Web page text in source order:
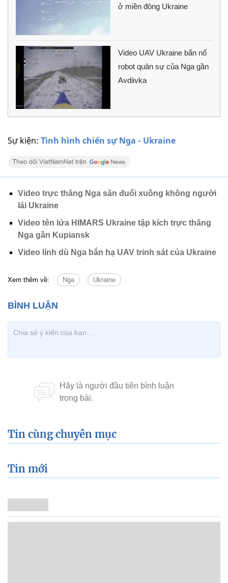
Sự kiện: Tình hình chiến sự Nga - Ukraine
ở miền đông Ukraine
Video UAV Ukraine bắn nổ
robot quân sự của Nga gần
Avdiivka
Video trực thăng Nga săn đuổi xuồng không người
lái Ukraine
Video tên lửa HIMARS Ukraine tập kích trực thăng
Nga gần Kupiansk
Video lính dù Nga bắn hạ UAV trinh sát của Ukraine
Xem thêm về: Nga Ukraine
Tin cùng chuyên mục
Tin mới